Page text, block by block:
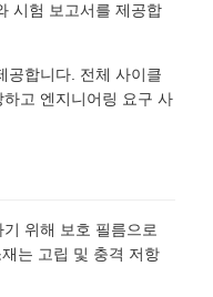
시험 보고서를 제공합
공합니다. 전체 사이클
고 엔지니어링 요구 사
위해 보호 필름으로
는 고립 및 충격 저항